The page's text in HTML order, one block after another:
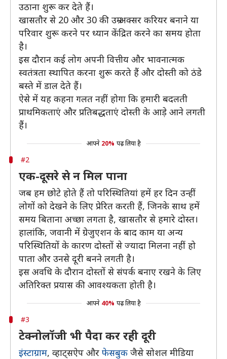
उठाना शुरू कर देते हैं।
खासतौर से 20 और 30 की उम्र अक्सर करियर बनाने या
परिवार शुरू करने पर ध्यान केंद्रित करने का समय होता
है।
इस दौरान कई लोग अपनी वित्तीय और भावनात्मक
स्वतंत्रता स्थापित करना शुरू करते हैं और दोस्ती को ठंडे
बस्ते में डाल देते हैं।
ऐसे में यह कहना गलत नहीं होगा कि हमारी बदलती
प्राथमिकताएं और प्रतिबद्धताएं दोस्ती के आड़े आने लगती
हैं।
आपने 20% पढ़ लिया है
#2
एक-दूसरे से न मिल पाना
जब हम छोटे होते हैं तो परिस्थितियां हमें हर दिन उन्हीं
लोगों को देखने के लिए प्रेरित करती हैं, जिनके साथ हमें
समय बिताना अच्छा लगता है, खासतौर से हमारे दोस्त।
हालांकि, जवानी में ग्रेजुएशन के बाद काम या अन्य
परिस्थितियों के कारण दोस्तों से ज्यादा मिलना नहीं हो
पाता और उनसे दूरी बनने लगती है।
इस अवधि के दौरान दोस्तों से संपर्क बनाए रखने के लिए
अतिरिक्त प्रयास की आवश्यकता होती है।
आपने 40% पढ़ लिया है
#3
टेक्नोलॉजी भी पैदा कर रही दूरी
इंस्टाग्राम, व्हाट्सऐप और फेसबुक जैसे सोशल मीडिया